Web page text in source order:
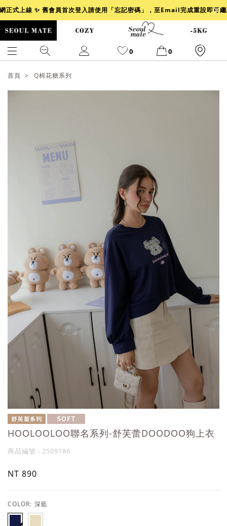
正式上線 ✨ 舊會員首次登入請使用「忘記密碼」，至Email完成重設即可
0 0
襯衫 褲裙
首頁 Q棉花糖系列
HOOLOOLOO聯名系列-舒芙蕾DOODOO狗上衣
商品編號 : 2509186
NT 890
COLOR: 深藍